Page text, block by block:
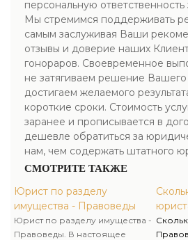
персональную ответственность
Мы стремимся поддерживать
самым заслуживая Ваши
отзывы и доверие наших
гонораров. Своевременное
не затягиваем решение Вашего
достигаем желаемого
короткие сроки. Стоимость
заранее и прописывается в
дешевле обратиться за
нам, чем содержать штатного
СМОТРИТЕ ТАКЖЕ
Юрист по разделу
имущества - Правоведы
Юрист по разделу имущества -
Правоведы. В настоящее